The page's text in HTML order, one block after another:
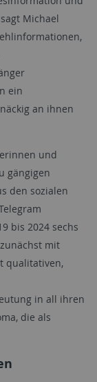
Michael
ein
an ihnen
und
gängigen
den sozialen
bis 2024 sechs
mit
qualitativen,
in all ihren
die als